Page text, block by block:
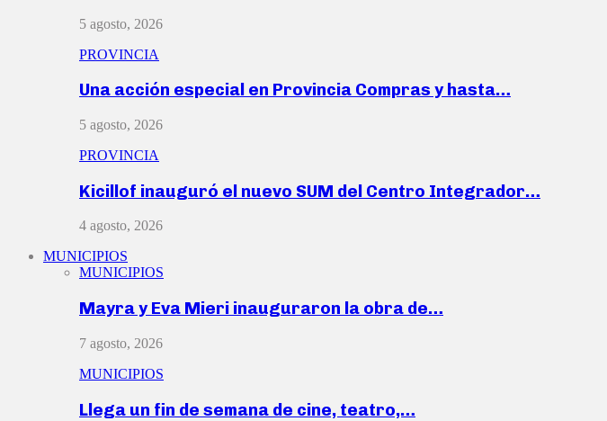
5 agosto, 2026
PROVINCIA
Una acción especial en Provincia Compras y hasta…
5 agosto, 2026
PROVINCIA
Kicillof inauguró el nuevo SUM del Centro Integrador…
4 agosto, 2026
MUNICIPIOS
MUNICIPIOS
Mayra y Eva Mieri inauguraron la obra de…
7 agosto, 2026
MUNICIPIOS
Llega un fin de semana de cine, teatro,…